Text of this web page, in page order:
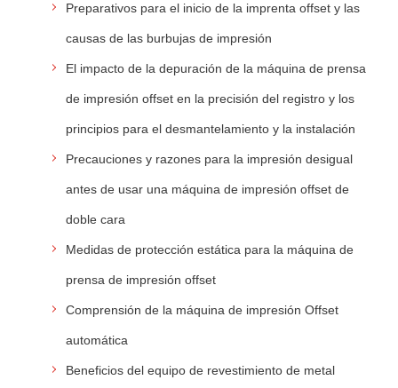
Preparativos para el inicio de la imprenta offset y las
causas de las burbujas de impresión
El impacto de la depuración de la máquina de prensa
de impresión offset en la precisión del registro y los
principios para el desmantelamiento y la instalación
Precauciones y razones para la impresión desigual
antes de usar una máquina de impresión offset de
doble cara
Medidas de protección estática para la máquina de
prensa de impresión offset
Comprensión de la máquina de impresión Offset
automática
Beneficios del equipo de revestimiento de metal